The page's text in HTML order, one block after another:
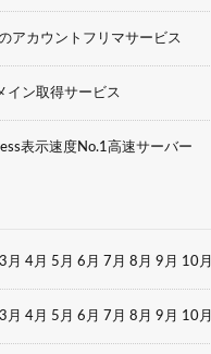
アカウントフリマサービス
イン取得サービス
表示速度No.1高速サーバー
3月 4月 5月 6月 7月 8月 9月 10月
3月 4月 5月 6月 7月 8月 9月 10月